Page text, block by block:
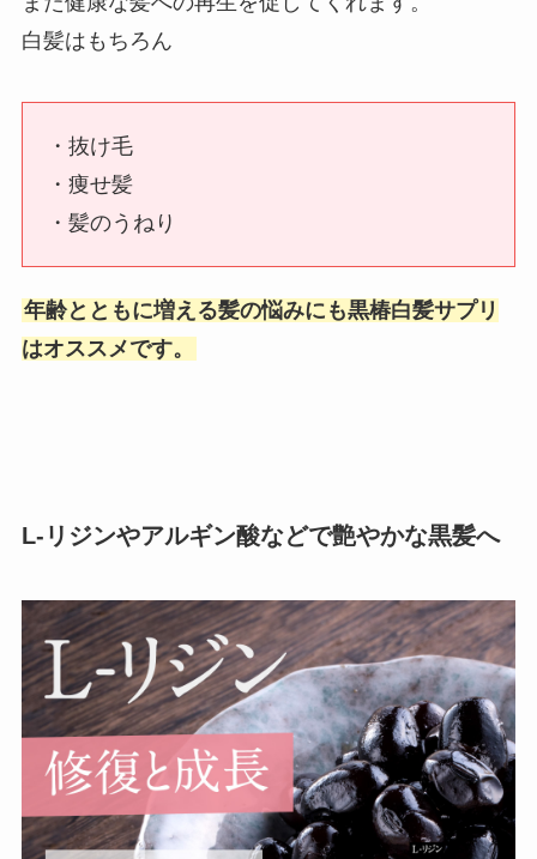
白髪はもちろん
・抜け毛
・痩せ髪
・髪のうねり
年齢とともに増える髪の悩みにも黒椿白髪サプリ
はオススメです。
L-リジンやアルギン酸などで艶やかな黒髪へ